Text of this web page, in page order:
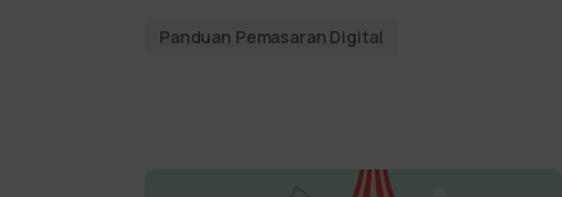
Panduan Pemasaran Digital